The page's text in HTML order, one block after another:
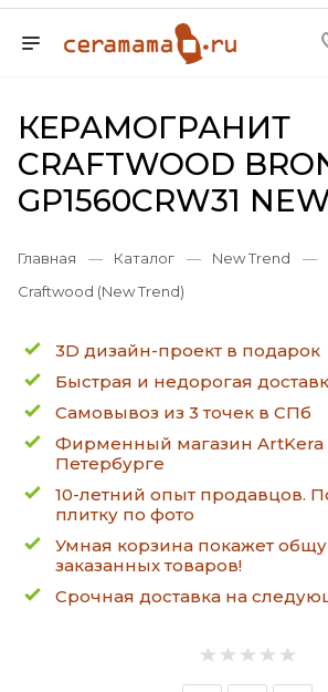
КЕРАМОГРАНИТ
CRAFTWOOD
GP1560CRW31
Главная — Каталог — New Trend
—
Craftwood (New Trend)
3D дизайн-проект в подарок
Быстрая и недорогая
Самовывоз из 3 точек в СПб
Фирменный магазин ArtKera
Петербурге
10-летний опыт продавцов.
плитку по фото
Умная корзина покажет
заказанных товаров!
Срочная доставка на